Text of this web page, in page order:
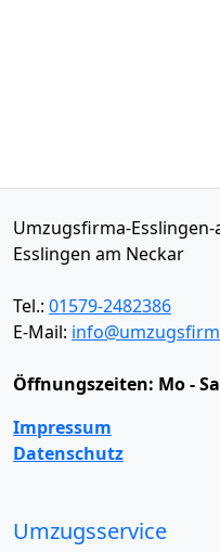
Umzugsfirma-Esslingen-
Esslingen am Neckar
Tel.: 01579-2482386
E-Mail:
Öffnungszeiten: Mo -
Impressum
Datenschutz
Umzugsservice